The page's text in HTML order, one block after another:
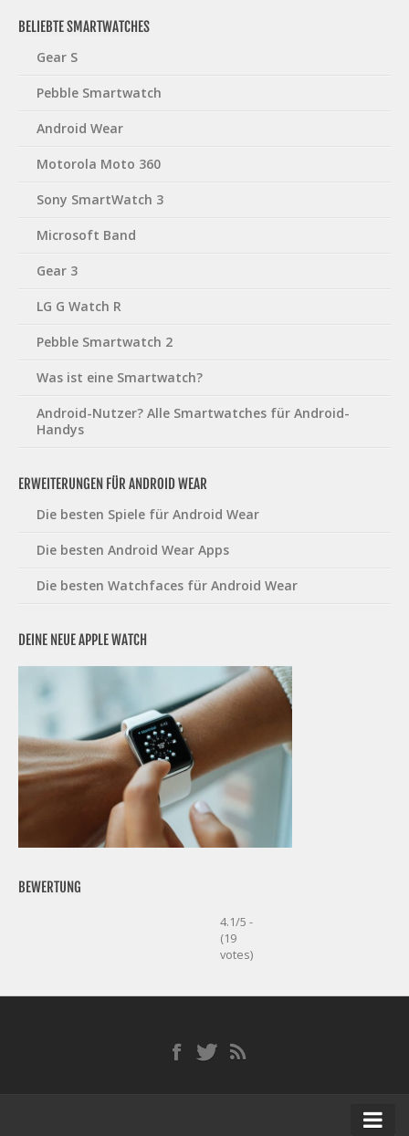
BELIEBTE SMARTWATCHES
Gear S
Pebble Smartwatch
Android Wear
Motorola Moto 360
Sony SmartWatch 3
Microsoft Band
Gear 3
LG G Watch R
Pebble Smartwatch 2
Was ist eine Smartwatch?
Android-Nutzer? Alle Smartwatches für Android-
Handys
ERWEITERUNGEN FÜR ANDROID WEAR
Die besten Spiele für Android Wear
Die besten Android Wear Apps
Die besten Watchfaces für Android Wear
DEINE NEUE APPLE WATCH
BEWERTUNG
4.1/5 -
(19
votes)